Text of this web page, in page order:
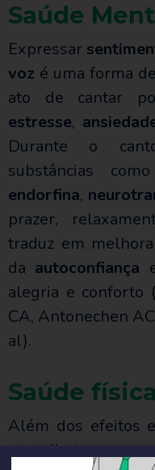
Saúde
Expressar
voz é uma forma
ato de cantar
estresse,
Durante o
substâncias como
endorfina,
prazer,
traduz em
da autoconfiança
alegria e conforto
CA, Antonechen
al).
Saúde física
Além dos efeitos
atua diretamente